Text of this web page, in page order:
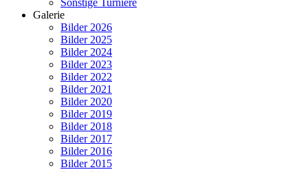
Sonstige Turniere
Galerie
Bilder 2026
Bilder 2025
Bilder 2024
Bilder 2023
Bilder 2022
Bilder 2021
Bilder 2020
Bilder 2019
Bilder 2018
Bilder 2017
Bilder 2016
Bilder 2015